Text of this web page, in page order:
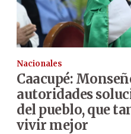
Nacionales
Caacupé:
autoridades
del pueblo, que
vivir mejor